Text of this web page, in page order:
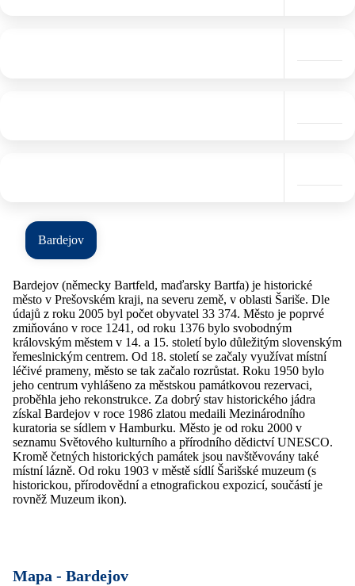
Bardejov
Bardejov (německy Bartfeld, maďarsky Bartfa) je historické
město v Prešovském kraji, na severu země, v oblasti Šariše. Dle
údajů z roku 2005 byl počet obyvatel 33 374. Město je poprvé
zmiňováno v roce 1241, od roku 1376 bylo svobodným
královským městem v 14. a 15. století bylo důležitým slovenským
řemeslnickým centrem. Od 18. století se začaly využívat místní
léčivé prameny, město se tak začalo rozrůstat. Roku 1950 bylo
jeho centrum vyhlášeno za městskou památkovou rezervaci,
proběhla jeho rekonstrukce. Za dobrý stav historického jádra
získal Bardejov v roce 1986 zlatou medaili Mezinárodního
kuratoria se sídlem v Hamburku. Město je od roku 2000 v
seznamu Světového kulturního a přírodního dědictví UNESCO.
Kromě četných historických památek jsou navštěvovány také
místní lázně. Od roku 1903 v městě sídlí Šarišské muzeum (s
historickou, přírodovědní a etnografickou expozicí, součástí je
rovněž Muzeum ikon).
Mapa - Bardejov